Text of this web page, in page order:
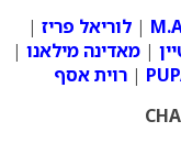
| לוריאל פריז |
|מאדינה מילאנו |
|רוית אסף